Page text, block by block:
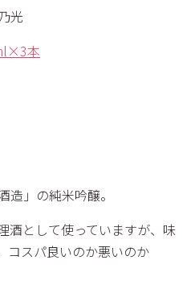
光
本
」の純米吟醸。
酒として使っていますが、味
コスパ良いのか悪いのか